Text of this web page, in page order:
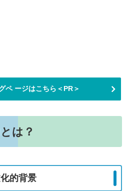
ペ ージはこちら＜PR＞
は？
的背景